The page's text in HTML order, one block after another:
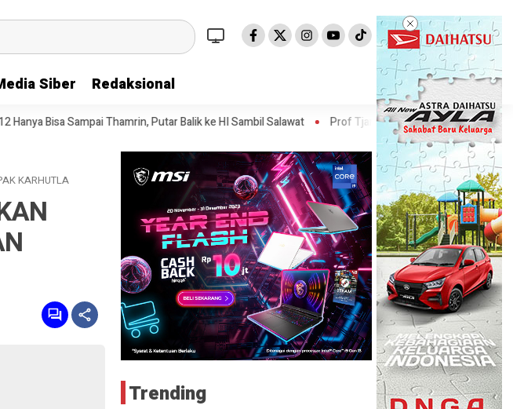
Siber Redaksional
Thamrin, Putar Balik ke HI Sambil Salawat Prof Tjandra: Varian Omicron Mungkin Berdampak pada
KARHUTLA
Trending